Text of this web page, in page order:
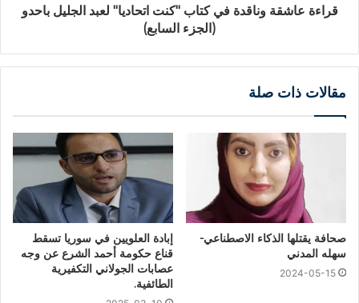
قراءة عاشقة وناقدة في كتاب "كنت اتحاديا" لعبد الجليل باحدو
(الجزء السابع)
مقالات ذات صلة
صحافة يقتلها الذكاء الاصطناعي-
سهله المدني
2024-05-15
إبادة العلويين في سوريا تسقط
قناع حكومة أحمد الشرع عن وجه
عصابات الجولاني التكفيرية
الطائفية.